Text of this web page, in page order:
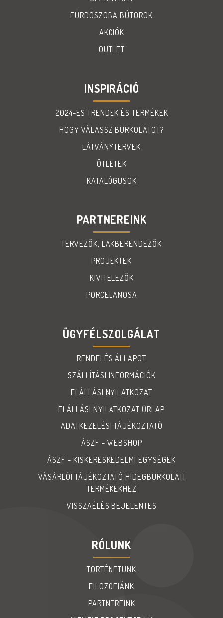
FÜRDÖSZOBA BÚTOROK
AKCIÓK
OUTLET
INSPIRÁCIÓ
2024-ES TRENDEK ÉS TERMÉKEK
HOGY VÁLASSZ BURKOLATOT?
LÁTVÁNYTERVEK
ÖTLETEK
KATALÓGUSOK
PARTNEREINK
TERVEZŐK, LAKBERENDEZŐK
PROJEKTEK
KIVITELEZŐK
PORCELANOSA
ÜGYFÉLSZOLGÁLAT
RENDELÉS ÁLLAPOT
SZÁLLÍTÁSI INFORMÁCIÓK
ELÁLLÁSI NYILATKOZAT
ELÁLLÁSI NYILATKOZAT ŰRLAP
ADATKEZELÉSI TÁJÉKOZTATÓ
ÁSZF - WEBSHOP
ÁSZF - KISKERESKEDELMI EGYSÉGEK
VÁSÁRLÓI TÁJÉKOZTATÓ HIDEGBURKOLATI
TERMÉKEKHEZ
VISSZAÉLÉS BEJELENTES
RÓLUNK
TÖRTÉNETÜNK
FILOZÓFIÁNK
PARTNEREINK